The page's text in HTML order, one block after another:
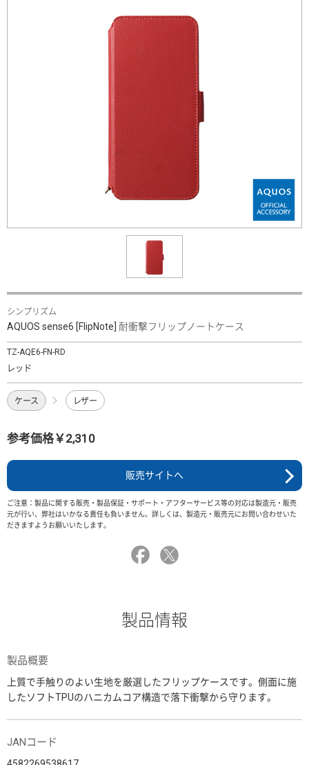
シンプリズム
AQUOS sense6 [FlipNote] 耐衝撃フリップノートケース
TZ-AQE6-FN-RD
レッド
ケース レザー
参考価格￥2,310
販売サイトへ
ご注意：製品に関する販売・製品保証・サポート・アフターサービス等の対応は製造元・販売
元が行い、弊社はいかなる責任も負いません。詳しくは、製造元・販売元にお問い合わせいた
だきますようお願いいたします。
製品情報
製品概要
上質で手触りのよい生地を厳選したフリップケースです。側面に施
したソフトTPUのハニカムコア構造で落下衝撃から守ります。
JANコード